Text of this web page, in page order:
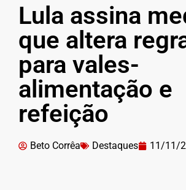
Lula assina
que altera
para vales-
alimentação e
refeição
Beto Corrêa Destaques 11/11/